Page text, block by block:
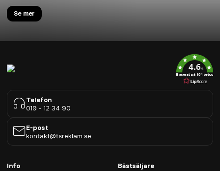
Se mer
4.6/5
Baserat på 954 betyg
Telefon
019 - 12 34 90
E-post
kontakt@tsreklam.se
Info
Bästsäljare